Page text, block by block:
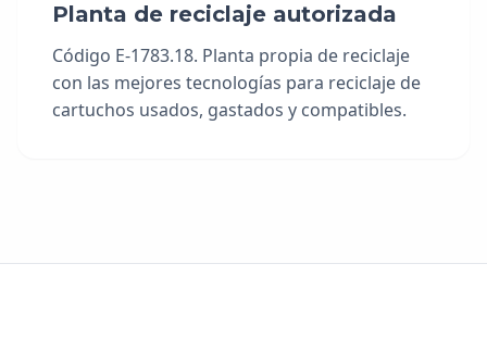
Planta de reciclaje autorizada
Código E-1783.18. Planta propia de reciclaje
con las mejores tecnologías para reciclaje de
cartuchos usados, gastados y compatibles.